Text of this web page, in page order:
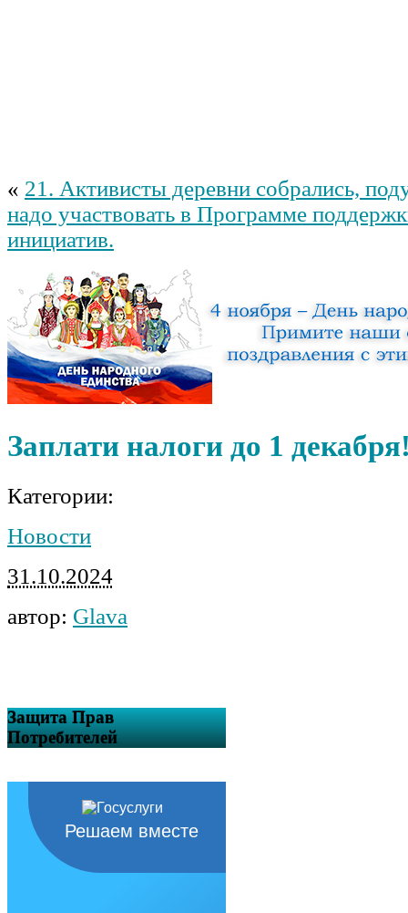
« 21. Активисты деревни собрались,
надо участвовать в Программе
инициатив.
Заплати налоги до 1
Категории:
Новости
31.10.2024
автор: Glava
Защита Прав
Потребителей
Решаем вместе